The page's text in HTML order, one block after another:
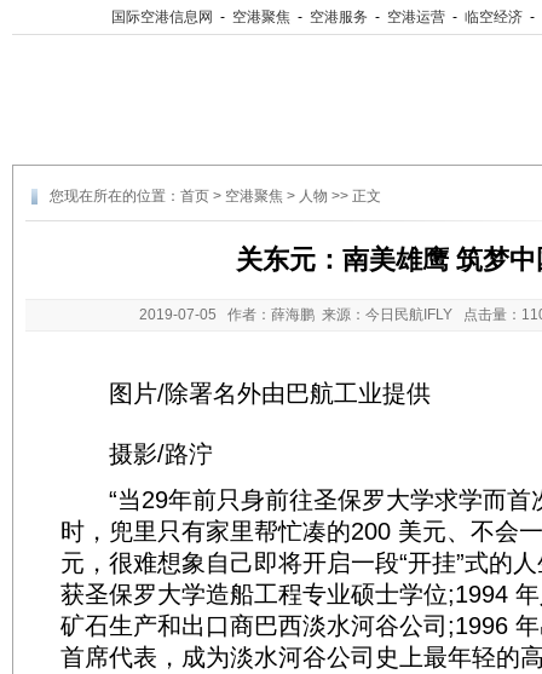
国际空港信息网 - 空港聚焦 - 空港服务 - 空港运营 - 临空经济 -
您现在所在的位置： 首页 > 空港聚焦 > 人物 >> 正文
关东元：南美雄鹰 筑梦中
2019-07-05 作者：薛海鹏 来源：今日民航IFLY 点击量：
图片/除署名外由巴航工业提供
摄影/路泞
“当29年前只身前往圣保罗大学求学而首
时，兜里只有家里帮忙凑的200 美元、不会
元，很难想象自己即将开启一段“开挂”式的
获圣保罗大学造船工程专业硕士学位;1994
矿石生产和出口商巴西淡水河谷公司;1996
首席代表，成为淡水河谷公司史上最年轻的